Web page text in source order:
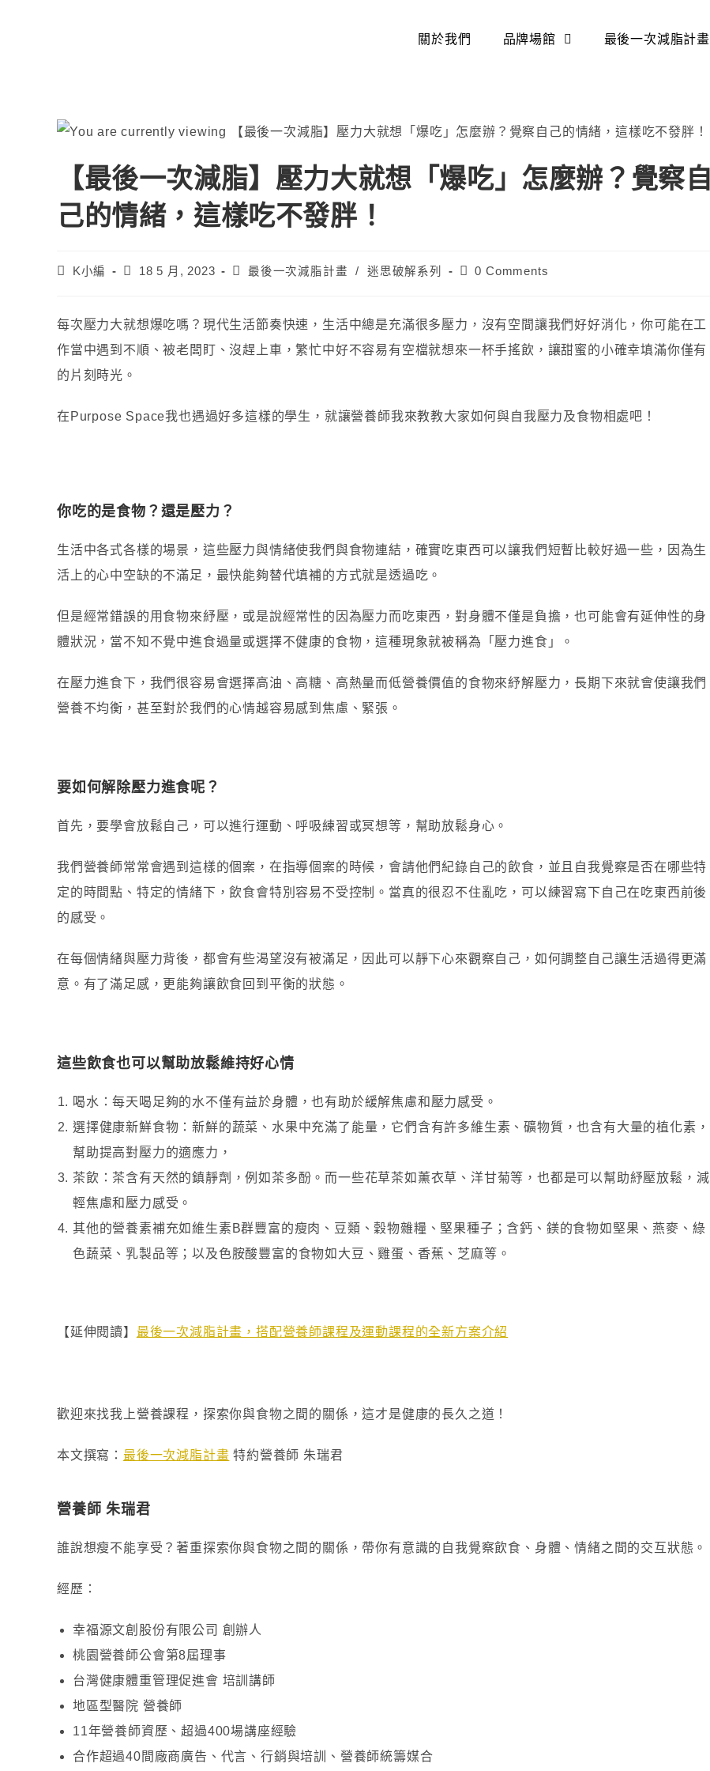
關於我們 品牌場館 最後一次減脂計畫
【最後一次減脂】壓力大就想「爆吃」怎麼辦？覺察自
己的情緒，這樣吃不發胖！
K小編 18 5 月, 2023 最後一次減脂計畫 / 迷思破解系列 0 Comments
每次壓力大就想爆吃嗎？現代生活節奏快速，生活中總是充滿很多壓力，沒有空間讓我們好好消化，你可能在工
作當中遇到不順、被老闆盯、沒趕上車，繁忙中好不容易有空檔就想來一杯手搖飲，讓甜蜜的小確幸填滿你僅有
的片刻時光。
在Purpose Space我也遇過好多這樣的學生，就讓營養師我來教教大家如何與自我壓力及食物相處吧！
你吃的是食物？還是壓力？
生活中各式各樣的場景，這些壓力與情緒使我們與食物連結，確實吃東西可以讓我們短暫比較好過一些，因為生
活上的心中空缺的不滿足，最快能夠替代填補的方式就是透過吃。
但是經常錯誤的用食物來紓壓，或是說經常性的因為壓力而吃東西，對身體不僅是負擔，也可能會有延伸性的身
體狀況，當不知不覺中進食過量或選擇不健康的食物，這種現象就被稱為「壓力進食」。
在壓力進食下，我們很容易會選擇高油、高糖、高熱量而低營養價值的食物來紓解壓力，長期下來就會使讓我們
營養不均衡，甚至對於我們的心情越容易感到焦慮、緊張。
要如何解除壓力進食呢？
首先，要學會放鬆自己，可以進行運動、呼吸練習或冥想等，幫助放鬆身心。
我們營養師常常會遇到這樣的個案，在指導個案的時候，會請他們紀錄自己的飲食，並且自我覺察是否在哪些特
定的時間點、特定的情緒下，飲食會特別容易不受控制。當真的很忍不住亂吃，可以練習寫下自己在吃東西前後
的感受。
在每個情緒與壓力背後，都會有些渴望沒有被滿足，因此可以靜下心來觀察自己，如何調整自己讓生活過得更滿
意。有了滿足感，更能夠讓飲食回到平衡的狀態。
這些飲食也可以幫助放鬆維持好心情
喝水：每天喝足夠的水不僅有益於身體，也有助於緩解焦慮和壓力感受。
選擇健康新鮮食物：新鮮的蔬菜、水果中充滿了能量，它們含有許多維生素、礦物質，也含有大量的植化素，
幫助提高對壓力的適應力，
茶飲：茶含有天然的鎮靜劑，例如茶多酚。而一些花草茶如薰衣草、洋甘菊等，也都是可以幫助紓壓放鬆，減
輕焦慮和壓力感受。
其他的營養素補充如維生素B群豐富的瘦肉、豆類、穀物雜糧、堅果種子；含鈣、鎂的食物如堅果、燕麥、綠
色蔬菜、乳製品等；以及色胺酸豐富的食物如大豆、雞蛋、香蕉、芝麻等。
【延伸閱讀】 最後一次減脂計畫，搭配營養師課程及運動課程的全新方案介紹
歡迎來找我上營養課程，探索你與食物之間的關係，這才是健康的長久之道！
本文撰寫： 最後一次減脂計畫 特約營養師 朱瑞君
營養師 朱瑞君
誰說想瘦不能享受？著重探索你與食物之間的關係，帶你有意識的自我覺察飲食、身體、情緒之間的交互狀態。
經歷：
幸福源文創股份有限公司 創辦人
桃園營養師公會第8屆理事
台灣健康體重管理促進會 培訓講師
地區型醫院 營養師
11年營養師資歷、超過400場講座經驗
合作超過40間廠商廣告、代言、行銷與培訓、營養師統籌媒合